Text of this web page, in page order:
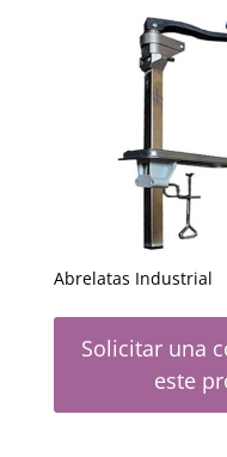
Abrelatas Industrial
Solicitar una
este